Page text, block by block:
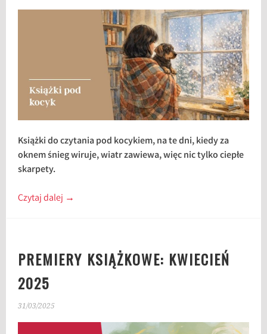
Książki do czytania pod kocykiem, na te dni, kiedy za
oknem śnieg wiruje, wiatr zawiewa, więc nic tylko ciepłe
skarpety.
Czytaj dalej →
PREMIERY KSIĄŻKOWE: KWIECIEŃ
2025
31/03/2025